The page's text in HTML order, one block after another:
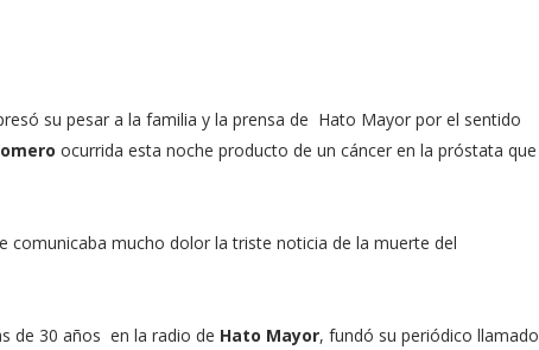
su pesar a la familia y la prensa de Hato Mayor por el sentido
ocurrida esta noche producto de un cáncer en la próstata que
comunicaba mucho dolor la triste noticia de la muerte del
de 30 años en la radio de Hato Mayor, fundó su periódico llamado